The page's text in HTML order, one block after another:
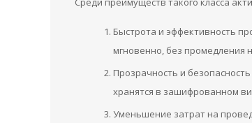
Быстрота и эффективность
мгновенно, без промедления
Прозрачность и
хранятся в зашифрованном
Уменьшение затрат на